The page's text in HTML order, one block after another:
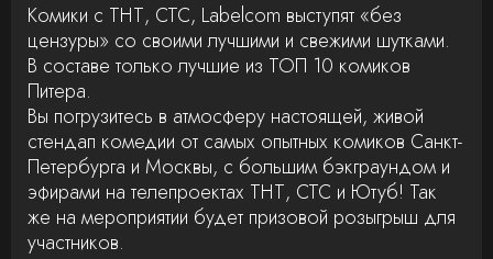
Комики с ТНТ, СТС, Labelcom выступят «без
цензуры» со своими лучшими и свежими шутками.
В составе только лучшие из ТОП 10 комиков
Питера.
Вы погрузитесь в атмосферу настоящей, живой
стендап комедии от самых опытных комиков Санкт-
Петербурга и Москвы, с большим бэкграундом и
эфирами на телепроектах ТНТ, СТС и Ютуб! Так
же на мероприятии будет призовой розыгрыш для
участников.